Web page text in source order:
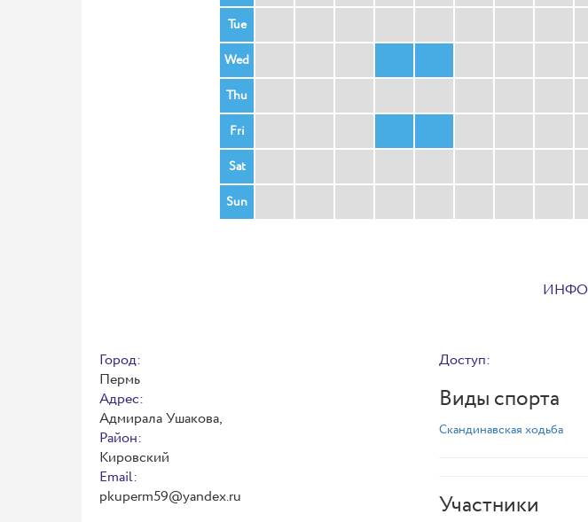
Tue
Wed
Thu
Fri
Sat
Sun
Город:
Пермь
Адрес:
Адмирала Ушакова,
Район:
Кировский
Email:
pkuperm59@yandex.ru
Доступ:
Виды спорта
Скандинавская ходьба
Участники